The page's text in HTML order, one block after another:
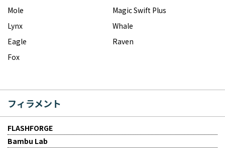
Mole
Magic Swift Plus
Lynx
Whale
Eagle
Raven
Fox
フィラメント
FLASHFORGE
Bambu Lab